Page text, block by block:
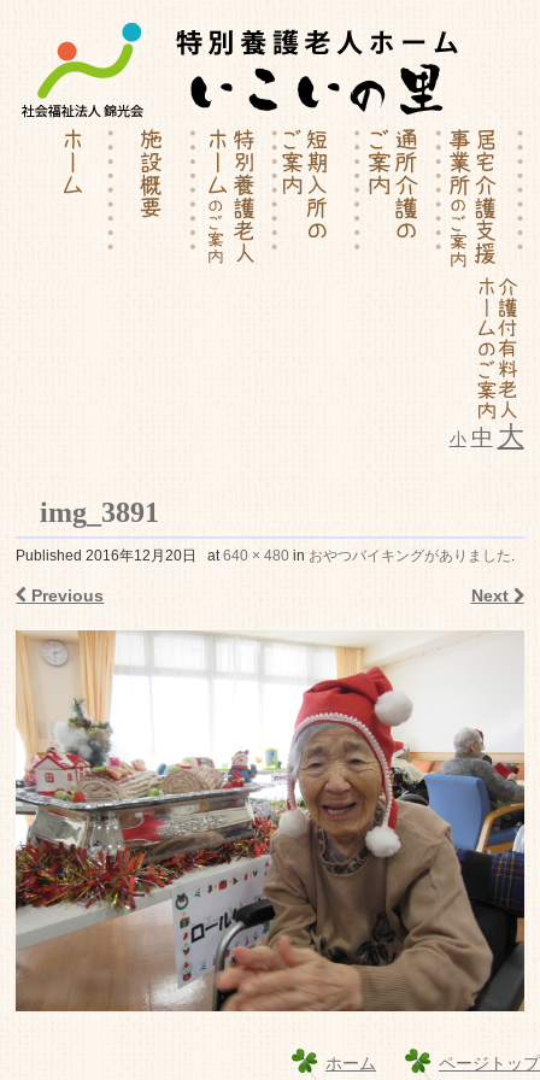
小 中 大
特別養護老人ホーム | 介護付有料
老人ホーム いこいの里
img_3891
Published2016年12月20日 at640 × 480 in おやつバイキングがありました.
Previous Next
ホーム ページトップ